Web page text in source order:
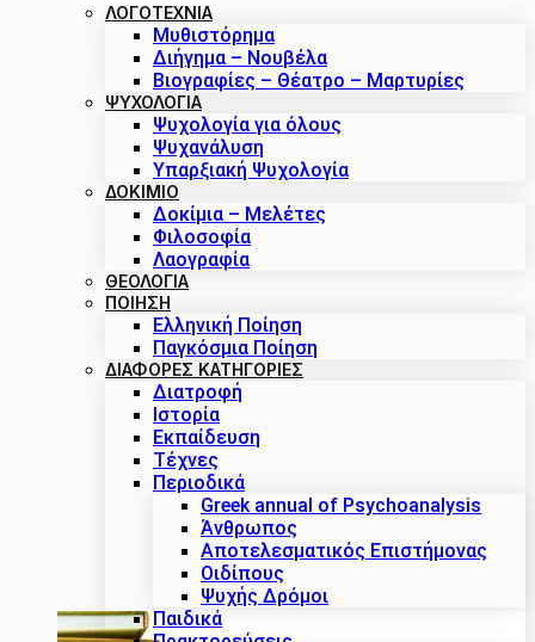
ΛΟΓΟΤΕΧΝΙΑ
Μυθιστόρημα
Διήγημα – Νουβέλα
Βιογραφίες – Θέατρο – Μαρτυρίες
ΨΥΧΟΛΟΓΙΑ
Ψυχολογία για όλους
Ψυχανάλυση
Υπαρξιακή Ψυχολογία
ΔΟΚΊΜΙΟ
Δοκίμια – Μελέτες
Φιλοσοφία
Λαογραφία
ΘΕΟΛΟΓΙΑ
ΠΟΙΗΣΗ
Ελληνική Ποίηση
Παγκόσμια Ποίηση
ΔΙΑΦΟΡΕΣ ΚΑΤΗΓΟΡΙΕΣ
Διατροφή
Ιστορία
Εκπαίδευση
Τέχνες
Περιοδικά
Greek annual of Psychoanalysis
Άνθρωπος
Αποτελεσματικός Επιστήμονας
Οιδίπους
Ψυχής Δρόμοι
Παιδικά